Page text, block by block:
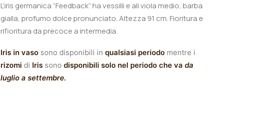
L’iris germanica “Feedback”havessilli e ali viola medio, barba
gialla, profumo dolce pronunciato. Altezza 91 cm. Fioritura e
rifioritura da precoce a intermedia.
Iris in vaso sono disponibili in qualsiasi periodo mentre i
rizomi di Iris sono disponibili solo nel periodo che va da
luglio a settembre.